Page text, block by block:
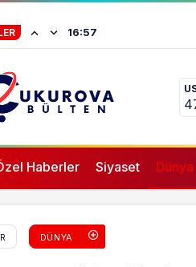
16:53
Haberler Siyaset Dünya
DÜNYA
ve Avrupa’da yükselen